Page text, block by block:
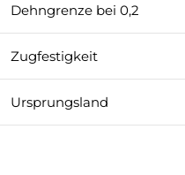
Dehngrenze bei 0,2
Zugfestigkeit
Ursprungsland